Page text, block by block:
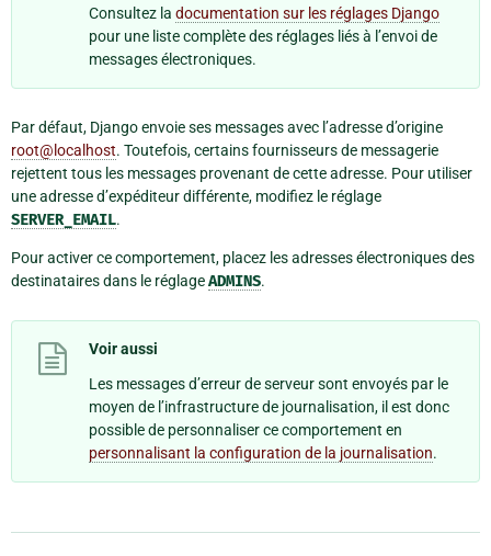
Consultez la documentation sur les réglages Django
pour une liste complète des réglages liés à l’envoi de
messages électroniques.
Par défaut, Django envoie ses messages avec l’adresse d’origine
root@localhost. Toutefois, certains fournisseurs de messagerie
rejettent tous les messages provenant de cette adresse. Pour utiliser
une adresse d’expéditeur différente, modifiez le réglage
SERVER_EMAIL.
Pour activer ce comportement, placez les adresses électroniques des
destinataires dans le réglageADMINS.
Voir aussi
Les messages d’erreur de serveur sont envoyés par le
moyen de l’infrastructure de journalisation, il est donc
possible de personnaliser ce comportement en
personnalisant la configuration de la journalisation.